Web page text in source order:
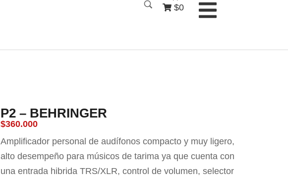
$0
P2 – BEHRINGER
$360.000
Amplificador personal de audífonos compacto y muy ligero,
alto desempeño para músicos de tarima ya que cuenta con
una entrada hibrida TRS/XLR, control de volumen, selector